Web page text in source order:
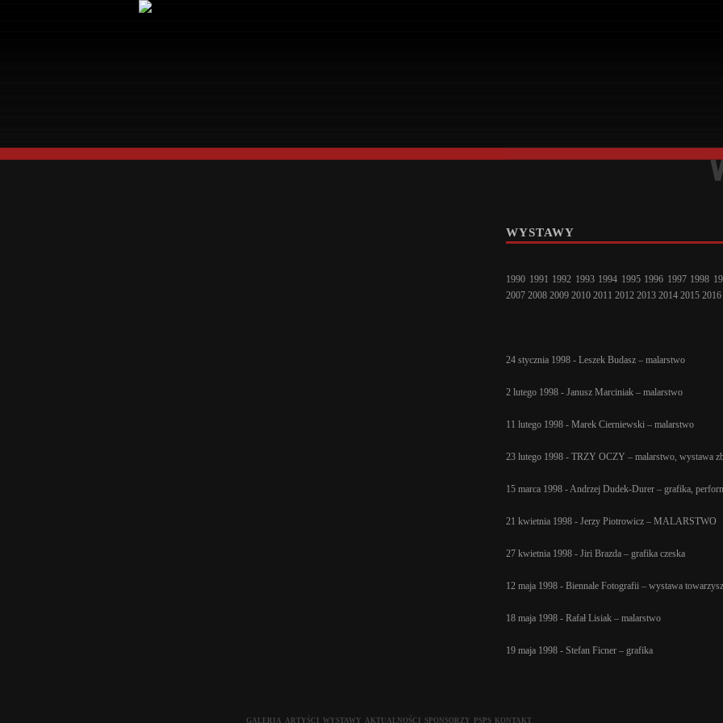
WYSTAWY
1990 1991 1992 1993 1994 1995 1996 1997 1998
2007 2008 2009 2010 2011 2012 2013 2014 2015 2016
24 stycznia 1998 - Leszek Budasz – malarstwo
2 lutego 1998 - Janusz Marciniak – malarstwo
11 lutego 1998 - Marek Cierniewski – malarstwo
23 lutego 1998 - TRZY OCZY – malarstwo, wystawa
15 marca 1998 - Andrzej Dudek-Durer – grafika,
21 kwietnia 1998 - Jerzy Piotrowicz – MALARSTWO
27 kwietnia 1998 - Jiri Brazda – grafika czeska
12 maja 1998 - Biennale Fotografii – wystawa
18 maja 1998 - Rafał Lisiak – malarstwo
19 maja 1998 - Stefan Ficner – grafika
GALERIA ARTYŚCI WYSTAWY AKTUALNOŚCI SPONSORZY PSPS KONTAKT